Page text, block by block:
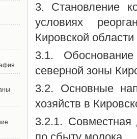
3. Становление
условиях
Кировской области
3.1.
северной зоны
3.2. Основные
хозяйств в
3.2.1. Совместная